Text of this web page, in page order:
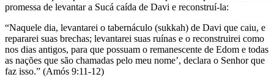
promessa de levantar a Sucá caída de Davi e reconstruí-la:
“Naquele dia, levantarei o tabernáculo (sukkah) de Davi que caiu, e
repararei suas brechas; levantarei suas ruínas e o reconstruirei como
nos dias antigos, para que possuam o remanescente de Edom e todas
as nações que são chamadas pelo meu nome’, declara o Senhor que
faz isso.” (Amós 9:11-12)